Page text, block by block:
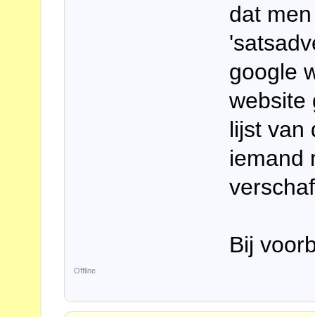
dat
google
website
lijst van
iemand
Bij
Offline